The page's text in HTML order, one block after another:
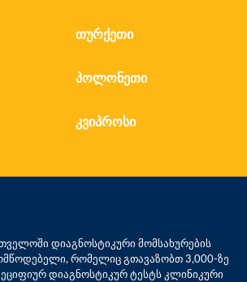
თურქეთი
პოლონეთი
კვიპროსი
დიაგნოსტიკური მომსახურების
რომელიც გთავაზობთ 3,000-ზე
დიაგნოსტიკურ ტესტს კლინიკური